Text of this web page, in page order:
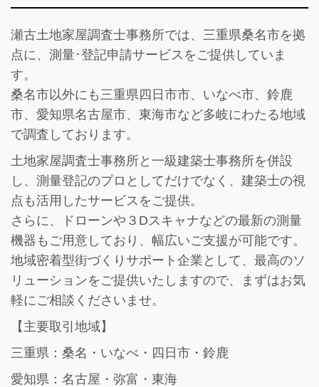
瀬古土地家屋調査士事務所では、三重県桑名市を拠
点に、測量･登記申請サービスをご提供していま
す。
桑名市以外にも三重県四日市市、いなべ市、鈴鹿
市、愛知県名古屋市、東海市など多岐にわたる地域
で調査しております。
土地家屋調査士事務所と一級建築士事務所を併設
し、 測量登記のプロとしてだけでなく、建築士の視
点も活用したサービス をご提供。
さらに、ドローンや３Dスキャナなどの最新の測量
機器もご用意しており、幅広いご支援が可能です。
地域密着型街づくりサポート企業として、最高のソ
リューションをご提供いたしますので、まずはお気
軽にご相談くださいませ。
【主要取引地域】
三重県：桑名・いなべ・四日市・鈴鹿
愛知県：名古屋・弥富・東海